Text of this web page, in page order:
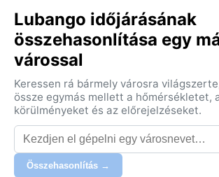
CWB, azaz szubtrópusi felvidéki. A
(novembertől áprilisig) enyhék és
nappali hőmérséklet 25–28 °C körül
októberig) szárazak és naposak, a
hőmérséklet 20–24 °C, de az éjszakák
°C-ig is lehűlhet. A páratartalom egész
mérsékelt. UTAZÁSHOZ ÉRDEMES
RÉTEGES RUHÁZATOT CSOMAGOLNI:
pamutot, estére pulóvert vagy kabátot,
Lubango időjárásának
összehasonlítása egy
várossal
Keressen rá bármely városra
össze egymás mellett a hőmérsékletet,
körülményeket és az előrejelzéseket.
Összehasonlítás →